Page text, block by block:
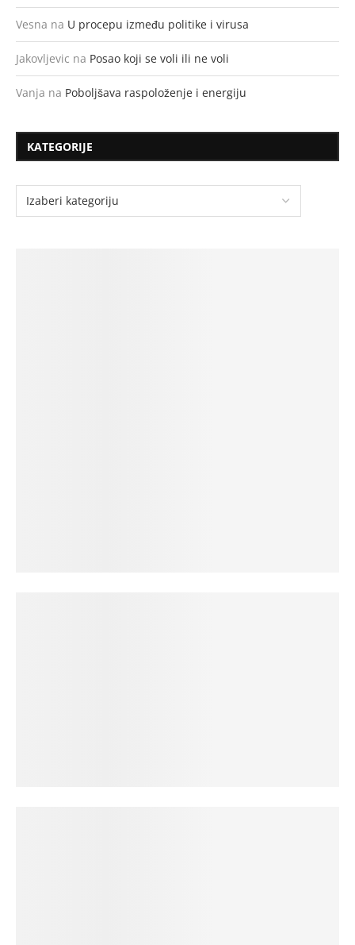
Vesna na U procepu između politike i virusa
Jakovljevic na Posao koji se voli ili ne voli
Vanja na Poboljšava raspoloženje i energiju
KATEGORIJE